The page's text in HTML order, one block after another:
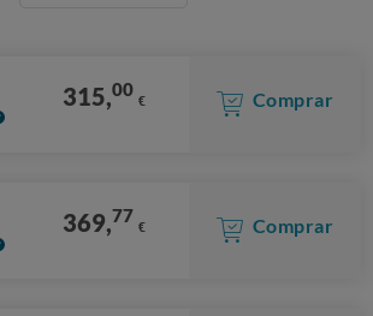
315,00 € Comprar
369,77 € Comprar